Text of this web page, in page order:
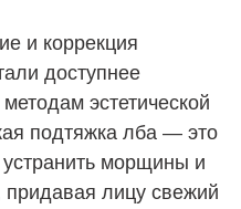
и коррекция
доступнее
эстетической
подтяжка лба — это
морщины и
придавая лицу свежий